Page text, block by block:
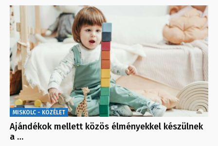
MISKOLC - KÖZÉLET
Ajándékok mellett közös élményekkel készülnek
a …